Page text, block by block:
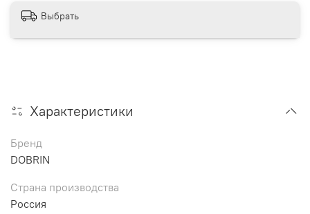
Выбрать
Характеристики
Бренд
DOBRIN
Страна производства
Россия